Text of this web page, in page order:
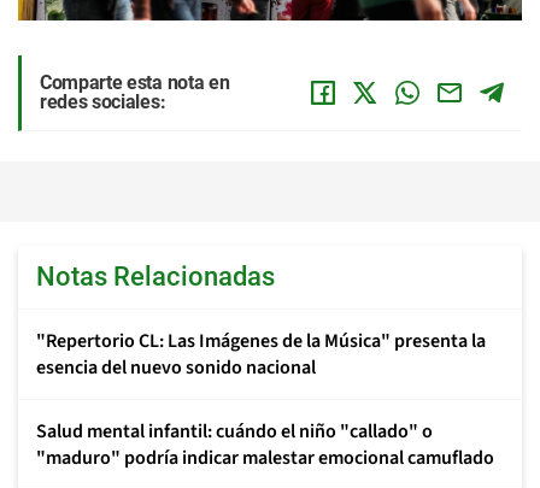
Comparte esta nota en
redes sociales:
Notas Relacionadas
"Repertorio CL: Las Imágenes de la Música" presenta la
esencia del nuevo sonido nacional
Salud mental infantil: cuándo el niño "callado" o
"maduro" podría indicar malestar emocional camuflado